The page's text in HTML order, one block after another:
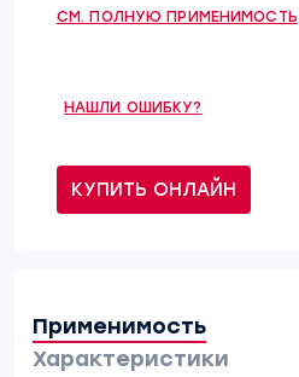
СМ. ПОЛНУЮ ПРИМЕНИМОСТЬ
НАШЛИ ОШИБКУ?
КУПИТЬ ОНЛАЙН
Применимость
Характеристики